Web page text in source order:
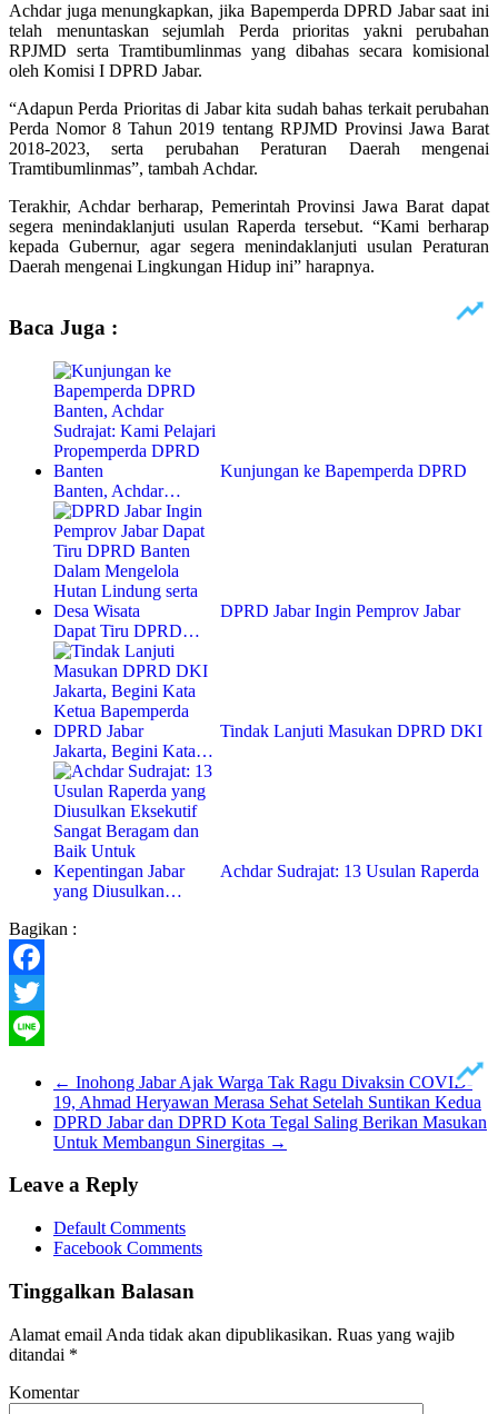
Achdar juga menungkapkan, jika Bapemperda DPRD Jabar saat ini
telah menuntaskan sejumlah Perda prioritas yakni perubahan
RPJMD serta Tramtibumlinmas yang dibahas secara komisional
oleh Komisi I DPRD Jabar.
“Adapun Perda Prioritas di Jabar kita sudah bahas terkait perubahan
Perda Nomor 8 Tahun 2019 tentang RPJMD Provinsi Jawa Barat
2018-2023, serta perubahan Peraturan Daerah mengenai
Tramtibumlinmas”, tambah Achdar.
Terakhir, Achdar berharap, Pemerintah Provinsi Jawa Barat dapat
segera menindaklanjuti usulan Raperda tersebut. “Kami berharap
kepada Gubernur, agar segera menindaklanjuti usulan Peraturan
Daerah mengenai Lingkungan Hidup ini” harapnya.
Baca Juga :
Kunjungan ke Bapemperda DPRD
Banten, Achdar…
DPRD Jabar Ingin Pemprov Jabar
Dapat Tiru DPRD…
Tindak Lanjuti Masukan DPRD DKI
Jakarta, Begini Kata…
Achdar Sudrajat: 13 Usulan Raperda
yang Diusulkan…
Bagikan :
Facebook
Twitter
← Inohong Jabar Ajak Warga Tak Ragu Divaksin COVID-
19, Ahmad Heryawan Merasa Sehat Setelah Suntikan Kedua
DPRD Jabar dan DPRD Kota Tegal Saling Berikan Masukan
Untuk Membangun Sinergitas →
Leave a Reply
Default Comments
Facebook Comments
Tinggalkan Balasan
Alamat email Anda tidak akan dipublikasikan. Ruas yang wajib
ditandai *
Komentar